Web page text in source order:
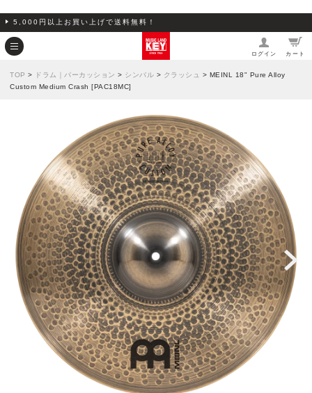
5,000円以上お買い上げで送料無料！
ログイン カート
TOP > ドラム｜パーカッション > シンバル > クラッシュ
> MEINL 18" Pure Alloy
Custom Medium Crash [PAC18MC]